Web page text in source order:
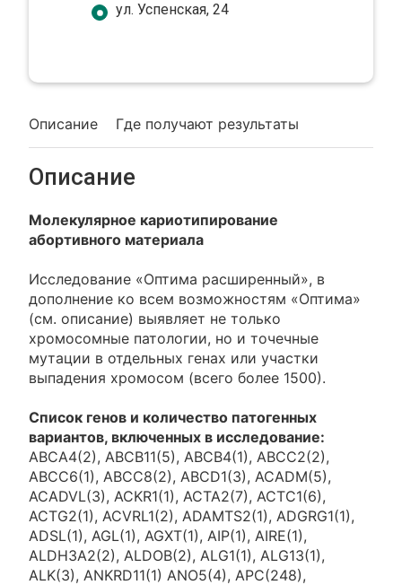
Описание Где получают результаты
Описание
Молекулярное кариотипирование
абортивного материала
Исследование «Оптима расширенный», в
дополнение ко всем возможностям «Оптима»
(см. описание) выявляет не только
хромосомные патологии, но и точечные
мутации в отдельных генах или участки
выпадения хромосом (всего более 1500).
Список генов и количество патогенных
вариантов, включенных в исследование:
ABCA4(2), ABCB11(5), ABCB4(1), ABCC2(2),
ABCC6(1), ABCC8(2), ABCD1(3), ACADM(5),
ACADVL(3), ACKR1(1), ACTA2(7), ACTC1(6),
ACTG2(1), ACVRL1(2), ADAMTS2(1), ADGRG1(1),
ADSL(1), AGL(1), AGXT(1), AIP(1), AIRE(1),
ALDH3A2(2), ALDOB(2), ALG1(1), ALG13(1),
ALK(3), ANKRD11(1) ANO5(4), APC(248),
ул. Успенская, 24